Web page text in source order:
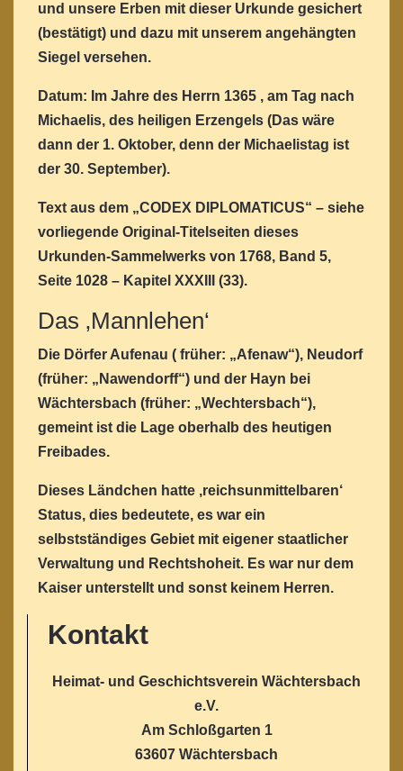
und unsere Erben mit dieser Urkunde gesichert
(bestätigt) und dazu mit unserem angehängten
Siegel versehen.
Datum: Im Jahre des Herrn 1365 , am Tag nach
Michaelis, des heiligen Erzengels (Das wäre
dann der 1. Oktober, denn der Michaelistag ist
der 30. September).
Text aus dem „CODEX DIPLOMATICUS“ – siehe
vorliegende Original-Titelseiten dieses
Urkunden-Sammelwerks von 1768, Band 5,
Seite 1028 – Kapitel XXXIII (33).
Das ‚Mannlehen‘
Die Dörfer Aufenau ( früher: „Afenaw“), Neudorf
(früher: „Nawendorff“) und der Hayn bei
Wächtersbach (früher: „Wechtersbach“),
gemeint ist die Lage oberhalb des heutigen
Freibades.
Dieses Ländchen hatte ‚reichsunmittelbaren‘
Status, dies bedeutete, es war ein
selbstständiges Gebiet mit eigener staatlicher
Verwaltung und Rechtshoheit. Es war nur dem
Kaiser unterstellt und sonst keinem Herren.
Kontakt
Heimat- und Geschichtsverein Wächtersbach
e.V.
Am Schloßgarten 1
63607 Wächtersbach